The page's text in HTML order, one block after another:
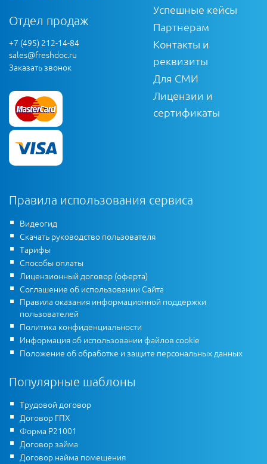
Отдел продаж
+7 (495) 212-14-84
sales@freshdoc.ru
Заказать звонок
Успешные кейсы
Партнерам
Контакты и
реквизиты
Для СМИ
Лицензии и
сертификаты
Правила использования сервиса
Видеогид
Скачать руководство пользователя
Тарифы
Способы оплаты
Лицензионный договор (оферта)
Соглашение об использовании Сайта
Правила оказания информационной поддержки
пользователей
Политика конфиденциальности
Информация об использовании файлов cookie
Положение об обработке и защите персональных данных
Популярные шаблоны
Трудовой договор
Договор ГПХ
Форма Р21001
Договор займа
Договор найма помещения